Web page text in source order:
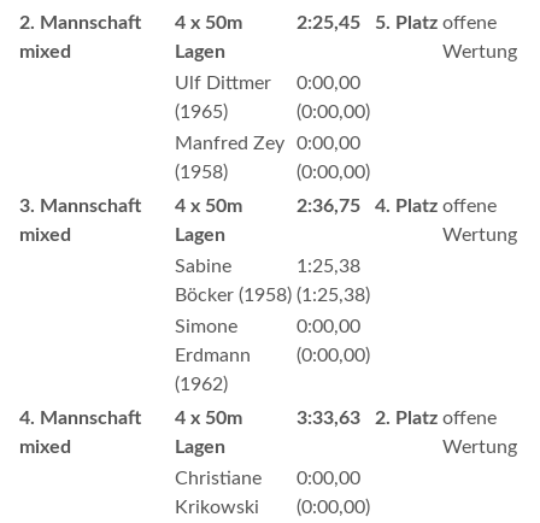
2. Mannschaft
mixed
4 x 50m
Lagen
2:25,45 5. Platz offene
Wertung
Ulf Dittmer
(1965)
0:00,00
(0:00,00)
Manfred Zey
(1958)
0:00,00
(0:00,00)
3. Mannschaft
mixed
4 x 50m
Lagen
2:36,75 4. Platz offene
Wertung
Sabine
Böcker (1958)
1:25,38
(1:25,38)
Simone
Erdmann
(1962)
0:00,00
(0:00,00)
4. Mannschaft
mixed
4 x 50m
Lagen
3:33,63 2. Platz offene
Wertung
Christiane
Krikowski
0:00,00
(0:00,00)